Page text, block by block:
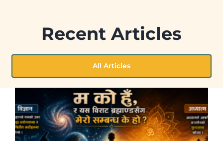
Recent Articles
All Articles